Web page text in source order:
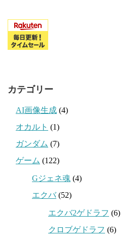
カテゴリー
AI画像生成 (4)
オカルト (1)
ガンダム (7)
ゲーム (122)
Gジェネ魂 (4)
エクバ(52)
エクバ2ゲドラフ (6)
クロブゲドラフ (6)